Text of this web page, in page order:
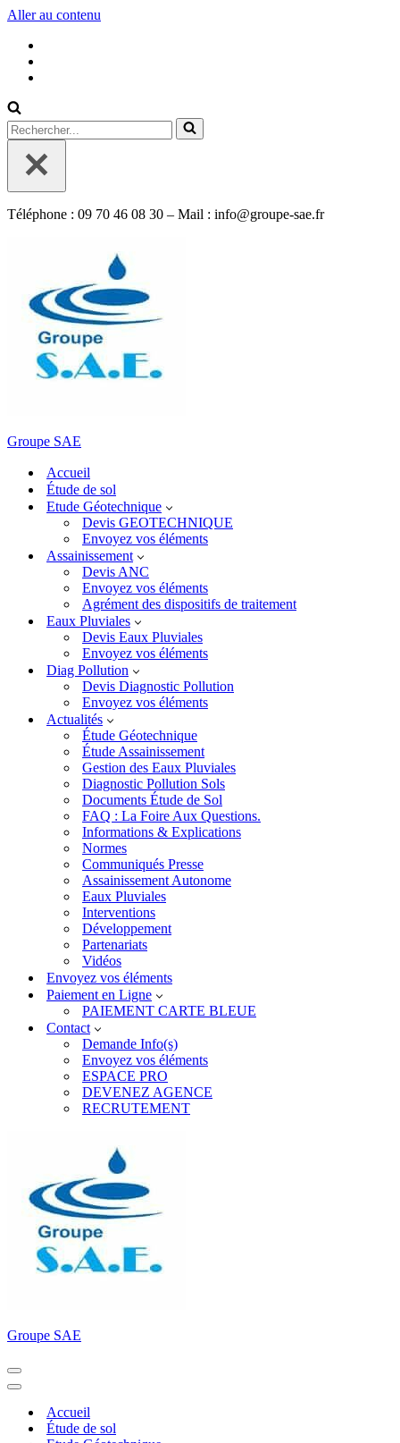
Aller au contenu
Rechercher...
Téléphone : 09 70 46 08 30 – Mail : info@groupe-sae.fr
Groupe SAE
Accueil
Étude de sol
Etude Géotechnique
Devis GEOTECHNIQUE
Envoyez vos éléments
Assainissement
Devis ANC
Envoyez vos éléments
Agrément des dispositifs de traitement
Eaux Pluviales
Devis Eaux Pluviales
Envoyez vos éléments
Diag Pollution
Devis Diagnostic Pollution
Envoyez vos éléments
Actualités
Étude Géotechnique
Étude Assainissement
Gestion des Eaux Pluviales
Diagnostic Pollution Sols
Documents Étude de Sol
FAQ : La Foire Aux Questions.
Informations & Explications
Normes
Communiqués Presse
Assainissement Autonome
Eaux Pluviales
Interventions
Développement
Partenariats
Vidéos
Envoyez vos éléments
Paiement en Ligne
PAIEMENT CARTE BLEUE
Contact
Demande Info(s)
Envoyez vos éléments
ESPACE PRO
DEVENEZ AGENCE
RECRUTEMENT
Groupe SAE
Menu
de
Menu
navigationAccueil
Étude de sol